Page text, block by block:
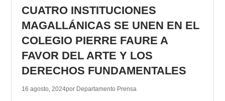
CUATRO INSTITUCIONES
MAGALLÁNICAS SE UNEN EN EL
COLEGIO PIERRE FAURE A
FAVOR DEL ARTE Y LOS
DERECHOS FUNDAMENTALES
16 agosto, 2024por Departamento Prensa